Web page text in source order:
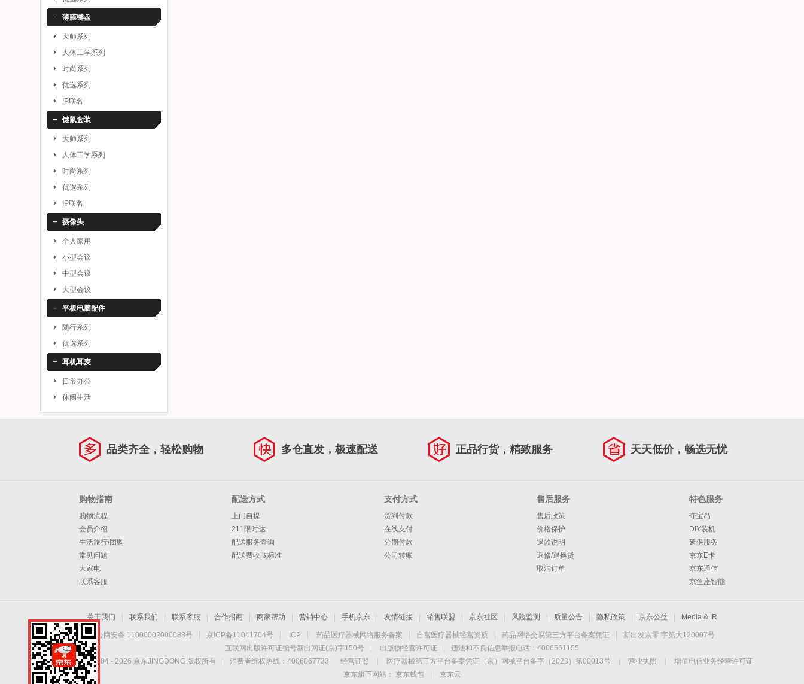
薄膜键盘
大师系列
人体工学系列
时尚系列
优选系列
IP联名
键鼠套装
大师系列
人体工学系列
时尚系列
优选系列
IP联名
摄像头
个人家用
小型会议
中型会议
大型会议
平板电脑配件
随行系列
优选系列
耳机耳麦
日常办公
休闲生活
品类齐全，轻松购物 多仓直发，极速配送 正品行货，精致服务 天天低价，畅选无忧
购物指南
购物流程
会员介绍
生活旅行/团购
常见问题
大家电
联系客服
配送方式
上门自提
211限时达
配送服务查询
配送费收取标准
支付方式
货到付款
在线支付
分期付款
公司转账
售后服务
售后政策
价格保护
退款说明
返修/退换货
取消订单
特色服务
夺宝岛
DIY装机
延保服务
京东E卡
京东通信
京鱼座智能
关于我们 联系我们 联系客服 合作招商 商家帮助 营销中心 手机京东 友情链接 销售联盟 京东社区 风险监测 质量公告 隐私政策 京东公益 Media & IR
京公网安备 11000002000088号 京ICP备11041704号 ICP 药品医疗器械网络服务备案 自营医疗器械经营资质 药品网络交易第三方平台备案凭证
新出发京零 字第大120007号
互联网出版许可证编号新出网证(京)字150号
出版物经营许可证
违法和不良信息举报电话：4006561155
Copyright © 2004 - 2026 京东JINGDONG 版权所有 消费者维权热线：4006067733 经营证照 医疗器械第三方平台备案凭证（京）网械平台备字（2023）第00013号 营业执照
增值电信业务经营许可证
京东旗下网站：
京东钱包
京东云